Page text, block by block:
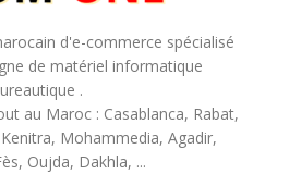
d'e-commerce spécialisé
de matériel informatique
.
au Maroc : Casablanca, Rabat,
Mohammedia, Agadir,
Oujda, Dakhla, ...